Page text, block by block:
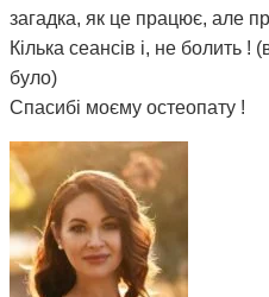
загадка, як це працює, але
Кілька сеансів і, не болить
було)
Спасибі моєму остеопату !